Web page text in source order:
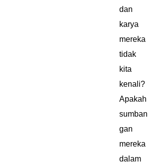
dan
karya
mereka
tidak
kita
kenali?
Apakah
sumban
gan
mereka
dalam